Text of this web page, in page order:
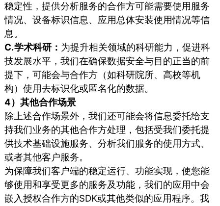
稳定性，提供分析服务的合作方可能需要使用服务
情况、设备标识信息、应用总体安装使用情况等信
息。
C.学术科研： 为提升相关领域的科研能力，促进科
技发展水平，我们在确保数据安全与目的正当的前
提下，可能会与合作方（如科研院所、高校等机
构）使用去标识化或匿名化的数据。
4）其他合作场景
除上述合作场景外，我们还可能会将信息委托给支
持我们业务的其他合作方处理，包括受我们委托提
供技术基础设施服务、分析我们服务的使用方式、
或者其他客户服务。
为保障我们客户端的稳定运行、功能实现，使您能
够使用和享受更多的服务及功能，我们的应用中会
嵌入授权合作方的SDK或其他类似的应用程序。我